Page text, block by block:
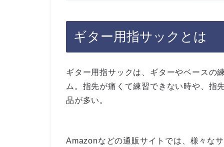
ギター用指サックとは
ギター用指サックは、ギターやベースの
ム。指先が痛くて練習できない時や、指
品が多い。
Amazonなどの通販サイトでは、様々な